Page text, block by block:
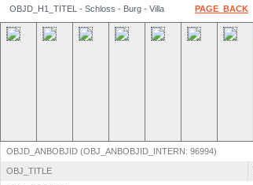
OBJD_H1_TITEL - Schloss - Burg - Villa PAGE_BACK
OBJD_ANBOBJID (OBJ_ANBOBJID_INTERN: 96994)
OBJ_TITLE